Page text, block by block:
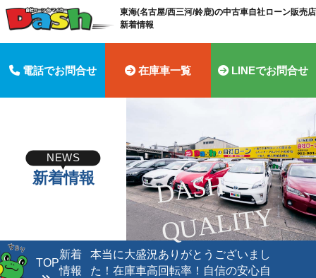
東海(名古屋/西三河/鈴鹿)の中古車自社ローン販売
新着情報
電話でお問合せ 在庫車一覧 LINEでお問合せ
D
A
S
H
Q
U
A
LI
T
Y
NEWS
新着情報
TOP
新着
情報
本当に大盛況ありがとうございまし
た！在庫車高回転率！自信の安心自